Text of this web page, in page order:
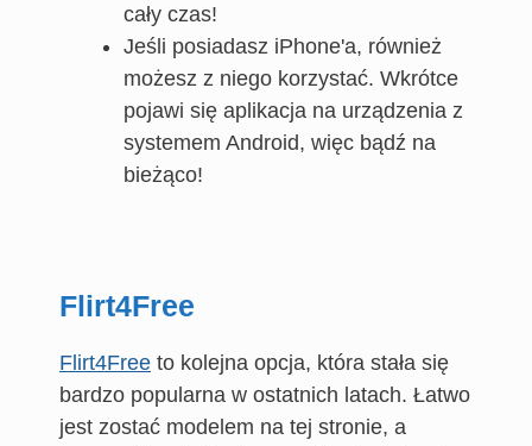
cały czas!
Jeśli posiadasz iPhone'a, również
możesz z niego korzystać. Wkrótce
pojawi się aplikacja na urządzenia z
systemem Android, więc bądź na
bieżąco!
Flirt4Free
Flirt4Free to kolejna opcja, która stała się
bardzo popularna w ostatnich latach. Łatwo
jest zostać modelem na tej stronie, a